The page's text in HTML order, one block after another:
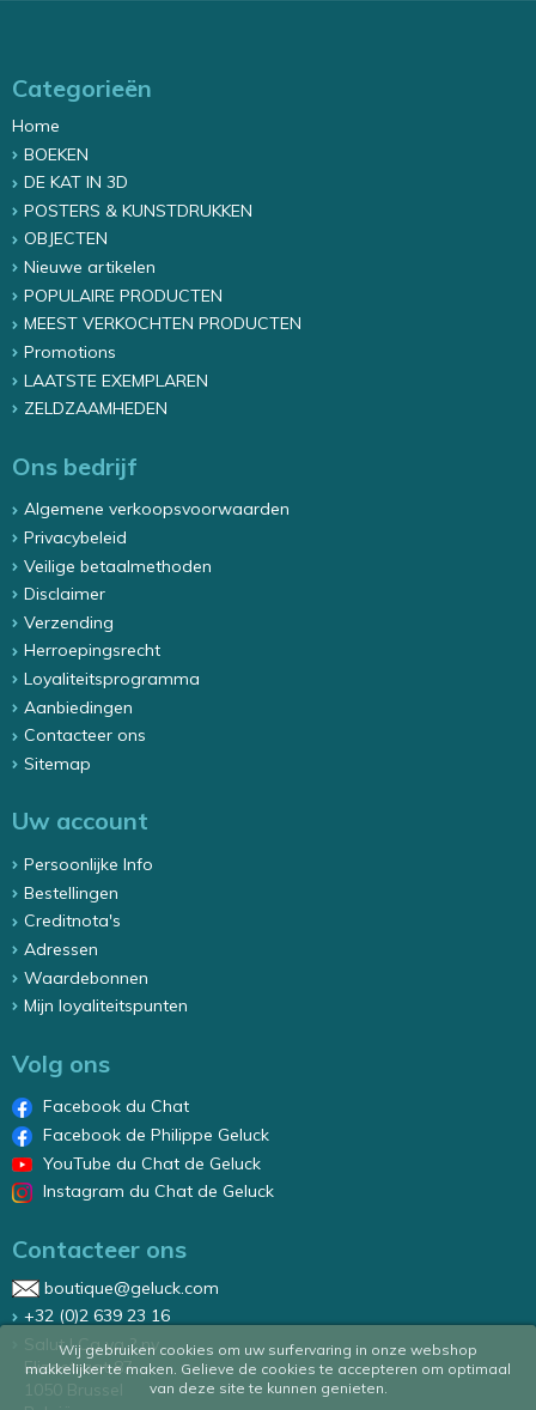
Wij gebruiken cookies om uw surfervaring in onze webshop
makkelijker te maken. Gelieve de cookies te accepteren om optimaal
van deze site te kunnen genieten.
Categorieën
Home
BOEKEN
DE KAT IN 3D
POSTERS & KUNSTDRUKKEN
OBJECTEN
Nieuwe artikelen
POPULAIRE PRODUCTEN
MEEST VERKOCHTEN PRODUCTEN
Promotions
LAATSTE EXEMPLAREN
ZELDZAAMHEDEN
Ons bedrijf
Algemene verkoopsvoorwaarden
Privacybeleid
Veilige betaalmethoden
Disclaimer
Verzending
Herroepingsrecht
Loyaliteitsprogramma
Aanbiedingen
Contacteer ons
Sitemap
Uw account
Persoonlijke Info
Bestellingen
Creditnota's
Adressen
Waardebonnen
Mijn loyaliteitspunten
Volg ons
Facebook du Chat
Facebook de Philippe Geluck
YouTube du Chat de Geluck
Instagram du Chat de Geluck
Contacteer ons
boutique@geluck.com
+32 (0)2 639 23 16
Salut ! Ca va ? nv
Elizastraat 87
1050 Brussel